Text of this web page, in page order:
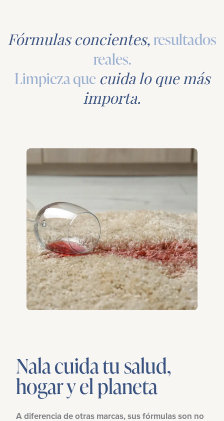
Fórmulas concientes,resultados
reales.
Limpieza que cuida lo que más
importa.
Nala cuida tu salud,
hogar y el planeta
A diferencia de otras marcas, sus fórmulas son no